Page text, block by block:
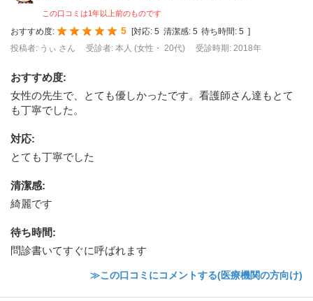
この口コミは1年以上前のものです
おすすめ度: 5 [対応: 5 清潔感: 5 待ち時間: 5 ]
投稿者: うぃ さん
受診者: 本人 (女性・ 20代) 受診時期: 2018年
おすすめ度:
女性の先生で、とても優しかったです。看護師さん達もとて
も丁寧でした。
対応:
とても丁寧でした
清潔感:
綺麗です
待ち時間:
問診書いてすぐに呼ばれます
≫この口コミにコメントする(医療機関の方向け)